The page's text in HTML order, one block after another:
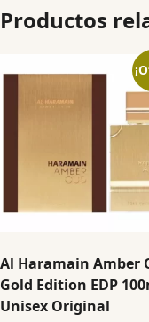
Productos
Al Haramain Amber
Gold Edition EDP
Unisex Original